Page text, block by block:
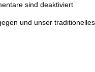
sind deaktiviert
und unser